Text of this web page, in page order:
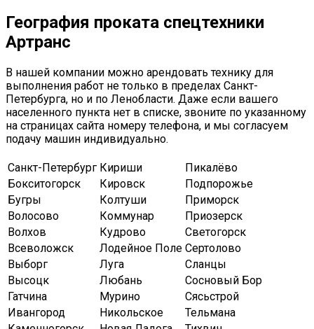
География проката спецтехники
Артранс
В нашей компании можно арендовать технику для
выполнения работ не только в пределах Санкт-
Петербурга, но и по Ленобласти. Даже если вашего
населенного пункта нет в списке, звоните по указанному
на страницах сайта номеру телефона, и мы согласуем
подачу машин индивидуально.
Санкт-Петербург Кириши
Пикалёво
Бокситогорск
Кировск
Подпорожье
Бугры
Колтуши
Приморск
Волосово
Коммунар
Приозерск
Волхов
Кудрово
Светогорск
Всеволожск
Лодейное Поле Сертолово
Выборг
Луга
Сланцы
Высоцк
Любань
Сосновый Бор
Гатчина
Мурино
Сясьстрой
Ивангород
Никольское
Тельмана